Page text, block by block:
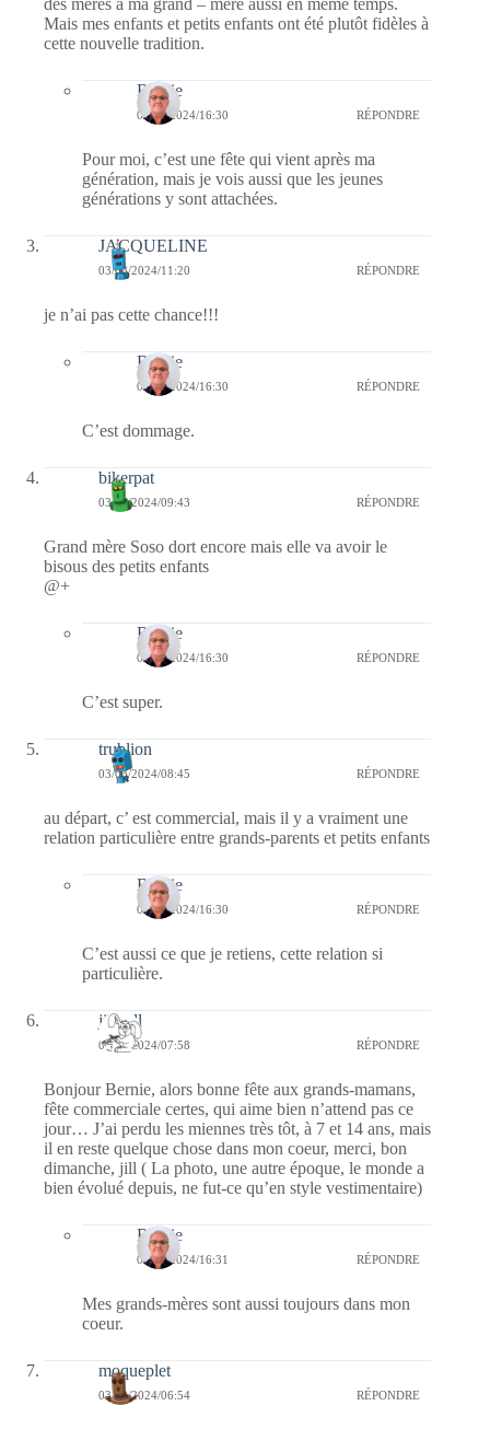
des mères à ma grand – mère aussi en même temps.
Mais mes enfants et petits enfants ont été plutôt fidèles à
cette nouvelle tradition.
Bernie
03/03/2024/16:30 RÉPONDRE
Pour moi, c’est une fête qui vient après ma
génération, mais je vois aussi que les jeunes
générations y sont attachées.
JACQUELINE
03/03/2024/11:20 RÉPONDRE
je n’ai pas cette chance!!!
Bernie
03/03/2024/16:30 RÉPONDRE
C’est dommage.
bikerpat
03/03/2024/09:43 RÉPONDRE
Grand mère Soso dort encore mais elle va avoir le
bisous des petits enfants
@+
Bernie
03/03/2024/16:30 RÉPONDRE
C’est super.
trublion
03/03/2024/08:45 RÉPONDRE
au départ, c’ est commercial, mais il y a vraiment une
relation particulière entre grands-parents et petits enfants
Bernie
03/03/2024/16:30 RÉPONDRE
C’est aussi ce que je retiens, cette relation si
particulière.
jill bill
03/03/2024/07:58 RÉPONDRE
Bonjour Bernie, alors bonne fête aux grands-mamans,
fête commerciale certes, qui aime bien n’attend pas ce
jour… J’ai perdu les miennes très tôt, à 7 et 14 ans, mais
il en reste quelque chose dans mon coeur, merci, bon
dimanche, jill ( La photo, une autre époque, le monde a
bien évolué depuis, ne fut-ce qu’en style vestimentaire)
Bernie
03/03/2024/16:31 RÉPONDRE
Mes grands-mères sont aussi toujours dans mon
coeur.
moqueplet
03/03/2024/06:54 RÉPONDRE